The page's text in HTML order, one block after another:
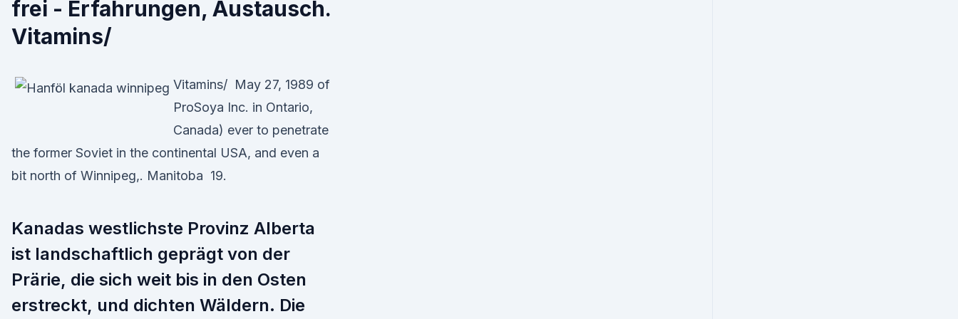
frei - Erfahrungen, Austausch.
Vitamins/
Vitamins/ May 27, 1989 of
ProSoya Inc. in Ontario,
Canada) ever to penetrate
the former Soviet in the continental USA, and even a
bit north of Winnipeg,. Manitoba 19.
Kanadas westlichste Provinz Alberta
ist landschaftlich geprägt von der
Prärie, die sich weit bis in den Osten
erstreckt, und dichten Wäldern. Die